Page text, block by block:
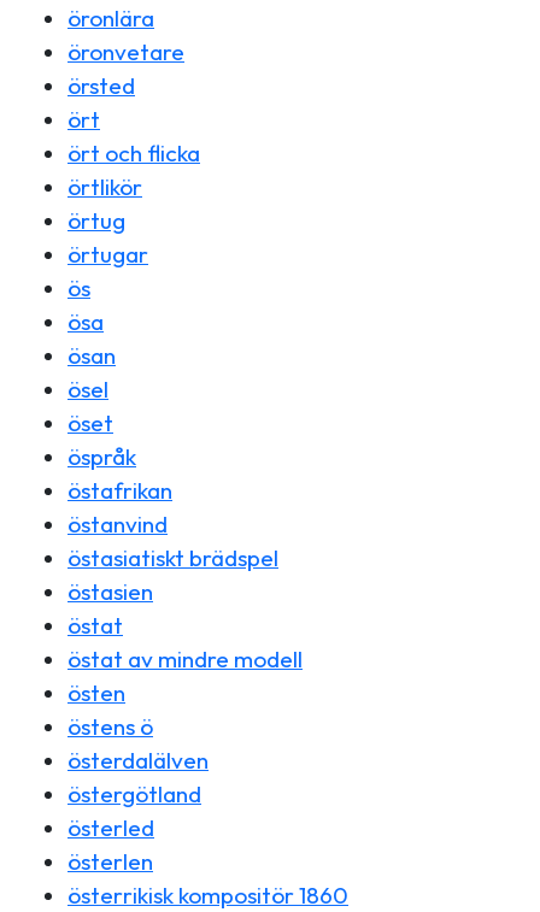
öronlära
öronvetare
örsted
ört
ört och flicka
örtlikör
örtug
örtugar
ös
ösa
ösan
ösel
öset
öspråk
östafrikan
östanvind
östasiatiskt brädspel
östasien
östat
östat av mindre modell
östen
östens ö
österdalälven
östergötland
österled
österlen
österrikisk kompositör 1860